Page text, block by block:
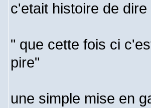
c'etait histoire de dire
" que cette fois ci
pire"
une simple mise en